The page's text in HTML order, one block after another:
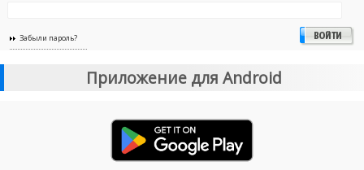
Забыли пароль?
Приложение для Android